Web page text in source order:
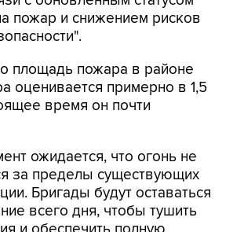
площадь пожара в районе
время он почти
ожидается, что огонь не
Бригады будут оставаться
всего дня, чтобы тушить
и обеспечить полную
- заявили власти округа